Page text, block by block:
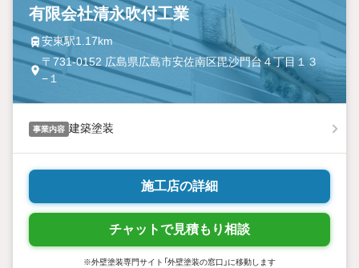
有限会社清永吹付工業
安東駅1.17km
〒731-0152 広島県広島市安佐南区毘沙門台４丁目１３
−１
事業内容 建築塗装
施工店の詳細
チャットで見積もり相談
※外壁塗装専門サイト「外壁塗装の窓口」に移動します